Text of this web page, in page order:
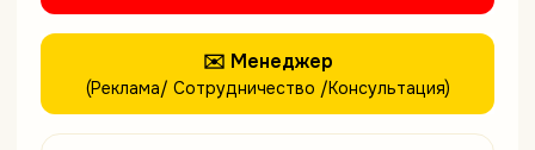
✉️ Менеджер
(Реклама/ Сотрудничество /Консультация)